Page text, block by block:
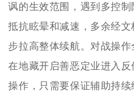
讽的生效范围，遇到多控
抵抗眩晕和减速，多余经
步拉高整体续航。对战操作
在地藏开启善恶定业进入
操作，只需要保证辅助持